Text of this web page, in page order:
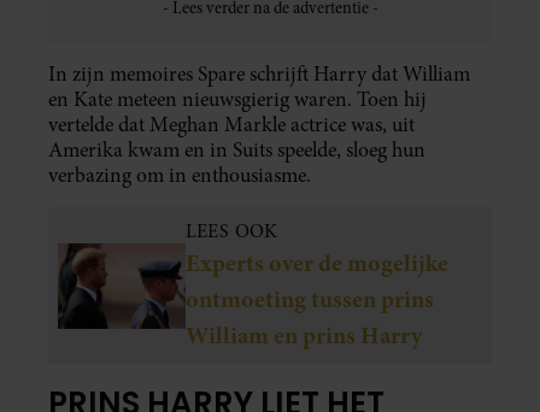
In zijn memoires Spare schrijft Harry dat William
en Kate meteen nieuwsgierig waren. Toen hij
vertelde dat Meghan Markle actrice was, uit
Amerika kwam en in Suits speelde, sloeg hun
verbazing om in enthousiasme.
LEES OOK
Experts over de mogelijke
ontmoeting tussen prins
William en prins Harry
PRINS HARRY LIET HET